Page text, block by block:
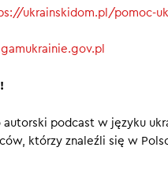
ukrainskidom.pl/pomoc-
autorski podcast w języku
którzy znaleźli się w